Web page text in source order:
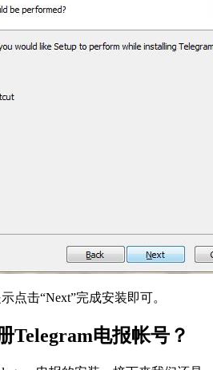
点击“Next”完成安装即可。
Telegram电报帐号？